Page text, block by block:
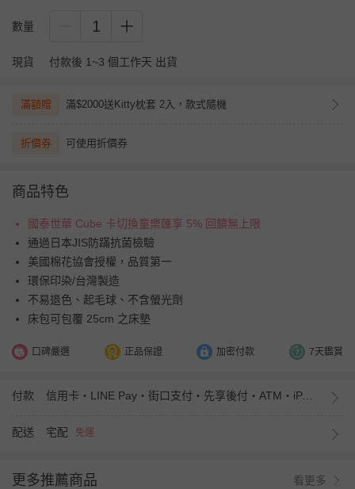
數量 1
現貨 付款後 1~3 個工作天 出貨
滿額贈 滿$2000送Kitty枕套 2入，款式隨機
折價券 可使用折價券
商品特色
國泰世華 Cube 卡切換童樂匯享 5% 回饋無上限
通過日本JIS防蹣抗菌檢驗
美國棉花協會授權，品質第一
環保印染/台灣製造
不易退色、起毛球、不含螢光劑
床包可包覆 25cm 之床墊
口碑嚴選 正品保證 加密付款 7天鑑賞
付款 信用卡・LINE Pay・街口支付・先享後付・ATM・iPASS MONEY
配送 宅配 免運
更多推薦商品 看更多